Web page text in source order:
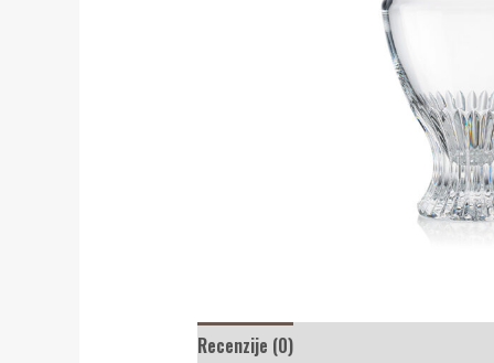
Recenzije (0)